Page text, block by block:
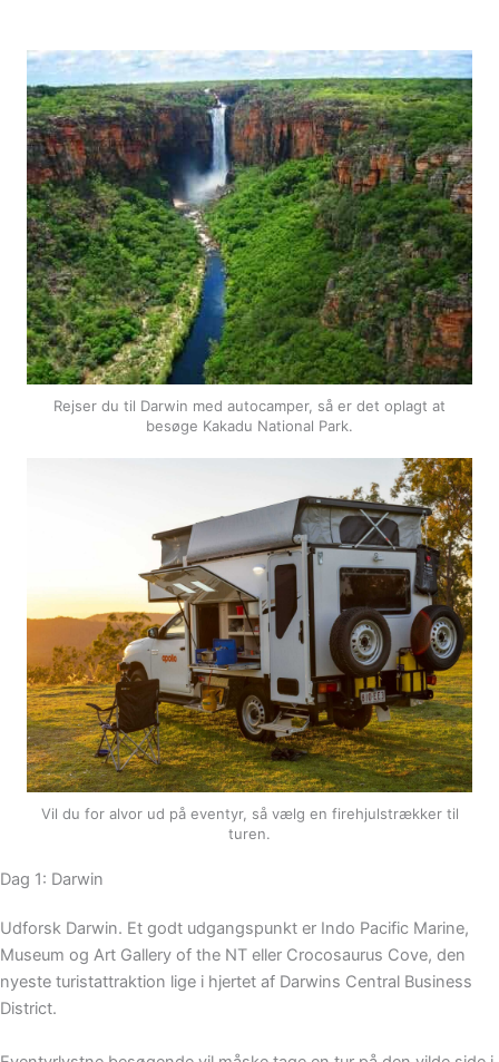
Rejser du til Darwin med autocamper, så er det oplagt at
besøge Kakadu National Park.
Vil du for alvor ud på eventyr, så vælg en firehjulstrækker til
turen.
Dag 1: Darwin
Udforsk Darwin. Et godt udgangspunkt er Indo Pacific Marine,
Museum og Art Gallery of the NT eller Crocosaurus Cove, den
nyeste turistattraktion lige i hjertet af Darwins Central Business
District.